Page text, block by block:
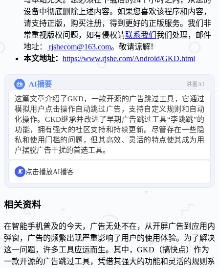
设备中彻底删除上述内容。如果您喜欢该程序和内容，
请支持正版，购买注册，得到更好的正版服务。我们非
常重视版权问题，如有侵权请联系我们 我们处理，邮件
地址：
rjshecom@163.com。敬请谅解！
本文地址： https://www.rjshe.com/Android/GKD.html
AI摘要 洪墨AI
这篇文章介绍了GKD，一款开源的广告跳过工具，它通过
模拟用户点击操作自动跳过广告，支持自定义规则和自动
化操作。GKD继承并改进了早期广告跳过工具“李跳跳”的
功能，拥有强大的社区支持和持续更新。尽管存在一些隐
私和使用门槛的问题，但其高效、灵活的特点使其成为用
户摆脱广告干扰的首选工具。
点击播放AI播客
相关资料
在智能手机普及的今天，广告无处不在，从开屏广告到应用内
弹窗，广告的频繁出现严重影响了用户的使用体验。为了解决
这一问题，许多工具应运而生。其中，GKD（搞快点）作为
一款开源的广告跳过工具，凭借其强大的功能和灵活的规则系